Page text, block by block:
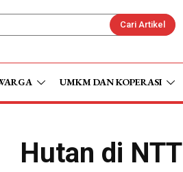
Cari Artikel
UMKM DAN KOPERASI
Hutan di NTT